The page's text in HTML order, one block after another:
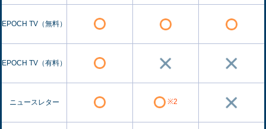
EPOCH TV（無料）
EPOCH TV（有料）
ニュースレター ※2